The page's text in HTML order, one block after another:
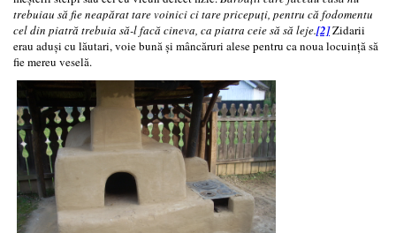
trebuiau să fie neapărat tare voinici ci tare pricepuți, pentru că fodomentu
cel din piatră trebuia să-l facă cineva, ca piatra ceie să să leje.[2]Zidarii
erau aduși cu lăutari, voie bună și mâncăruri alese pentru ca noua locuință să
fie mereu veselă.